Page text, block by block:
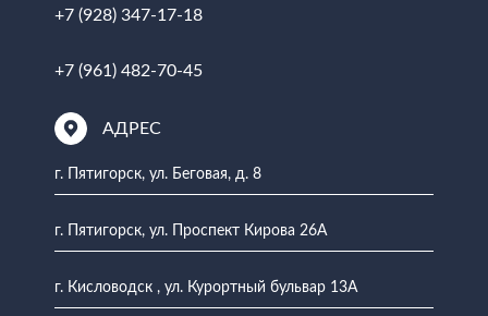
+7 (928) 347-17-18
+7 (961) 482-70-45
АДРЕС
г. Пятигорск, ул. Беговая, д. 8
г. Пятигорск, ул. Проспект Кирова 26А
г. Кисловодск , ул. Курортный бульвар 13А